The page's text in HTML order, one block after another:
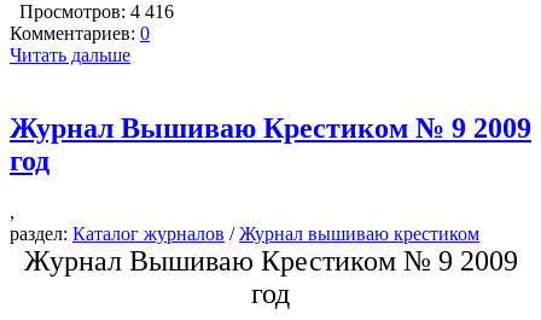
Просмотров: 4 416
Комментариев: 0
Читать дальше
Журнал Вышиваю Крестиком № 9 2009
год
,
раздел: Каталог журналов /Журнал вышиваю крестиком
Журнал Вышиваю Крестиком № 9 2009
год